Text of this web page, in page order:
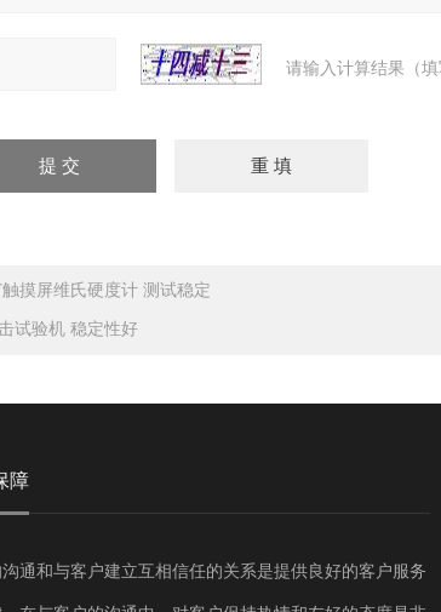
请输入计算结果（
触摸屏维氏硬度计 测试稳定
试验机 稳定性好
障
沟通和与客户建立互相信任的关系是提供良好的客户服务